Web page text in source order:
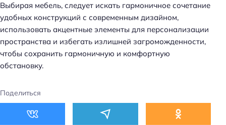
Выбирая мебель, следует искать гармоничное сочетание
удобных конструкций с современным дизайном,
использовать акцентные элементы для персонализации
пространства и избегать излишней загроможденности,
чтобы сохранить гармоничную и комфортную
обстановку.
Поделиться